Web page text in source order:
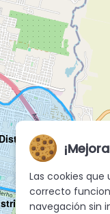
7
8
Las cookies que
correcto
navegación sin